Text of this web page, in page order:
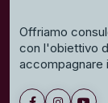
Offriamo
con l'obiettivo
accompagnare